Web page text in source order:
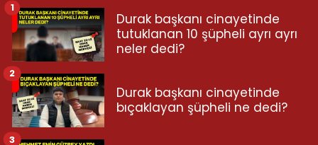
Durak başkanı cinayetinde
tutuklanan 10 şüpheli ayrı ayrı
neler dedi?
1
Durak başkanı cinayetinde
bıçaklayan şüpheli ne dedi?
2
3